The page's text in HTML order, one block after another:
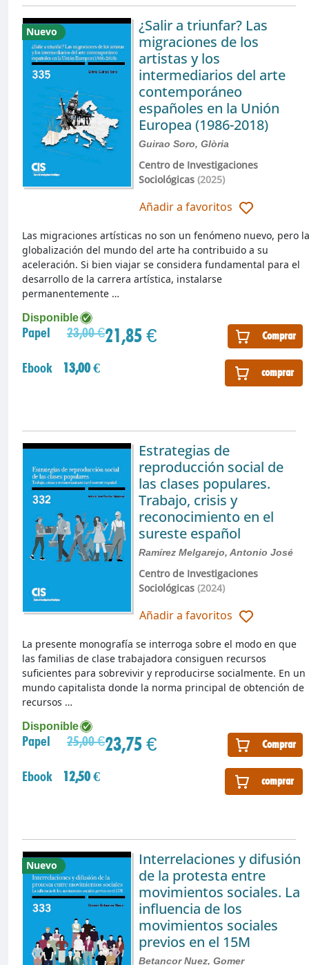
Nuevo
¿Salir a triunfar? Las
migraciones de los
artistas y los
intermediarios del arte
contemporáneo
españoles en la Unión
Europea (1986-2018)
Guirao Soro, Glòria
Centro de Investigaciones
Sociológicas(2025)
Añadir a favoritos
Disponible
Papel 23,00 €21,85 € Comprar
Ebook 13,00 € comprar
Las migraciones artísticas no son un fenómeno nuevo, pero la
globalización del mundo del arte ha contribuido a su
aceleración. Si bien viajar se considera fundamental para el
desarrollo de la carrera artística, instalarse
permanentemente …
Estrategias de
reproducción social de
las clases populares.
Trabajo, crisis y
reconocimiento en el
sureste español
Ramírez Melgarejo, Antonio José
Centro de Investigaciones
Sociológicas(2024)
Añadir a favoritos
Disponible
Papel 25,00 €23,75 € Comprar
Ebook 12,50 € comprar
La presente monografía se interroga sobre el modo en que
las familias de clase trabajadora consiguen recursos
suficientes para sobrevivir y reproducirse socialmente. En un
mundo capitalista donde la norma principal de obtención de
recursos …
Nuevo
Interrelaciones y difusión
de la protesta entre
movimientos sociales. La
influencia de los
movimientos sociales
previos en el 15M
Betancor Nuez, Gomer